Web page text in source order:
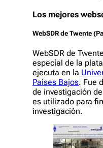
Los mejores
WebSDR de Twente
WebSDR de
especíal de la
ejecuta en la
Países Bajos. Fue
de investigación
es utilizado para
investigación.